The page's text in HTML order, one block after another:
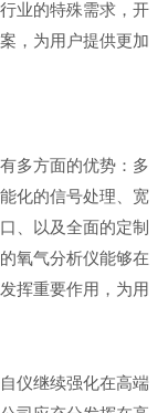
业的特殊需求，开
，为用户提供更加
多方面的优势：多
化的信号处理、宽
、以及全面的定制
氧气分析仪能够在
挥重要作用，为用
仪继续强化在高端